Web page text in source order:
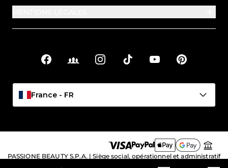
Liens sociaux
FacebookFacebook Groups
InstagramTikTok YouTubePinterest
France - FR
PASSIONE BEAUTY S.P.A. | Siège social, opérationnel et administratif